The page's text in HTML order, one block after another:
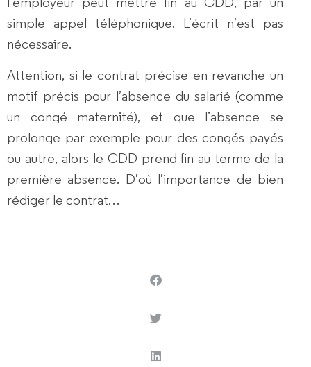
simple appel téléphonique. L’écrit n’est pas
nécessaire.
Attention, si le contrat précise en revanche un
motif précis pour l’absence du salarié (comme
un congé maternité), et que l’absence se
prolonge par exemple pour des congés payés
ou autre, alors le CDD prend fin au terme de la
première absence. D’où l’importance de bien
rédiger le contrat…